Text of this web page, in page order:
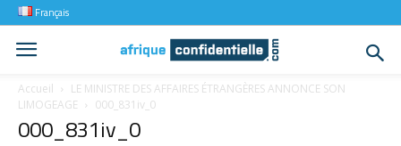
Français
Accueil
LE MINISTRE DES AFFAIRES ÉTRANGÈRES ANNONCE SON
LIMOGEAGE
000_831iv_0
000_831iv_0